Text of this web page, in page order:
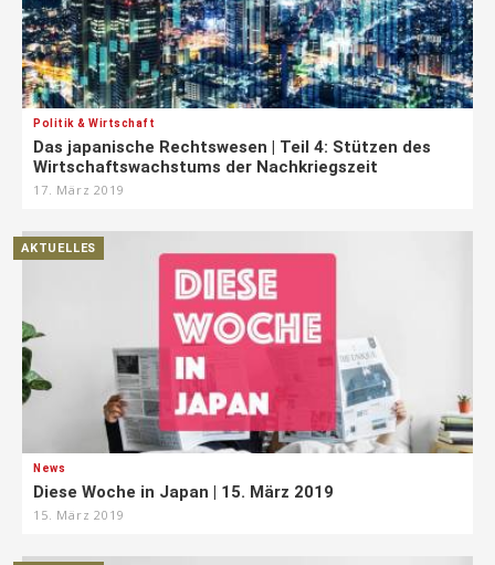
Politik & Wirtschaft
Das japanische Rechtswesen | Teil 4: Stützen des
Wirtschaftswachstums der Nachkriegszeit
17. März 2019
AKTUELLES
News
Diese Woche in Japan | 15. März 2019
15. März 2019